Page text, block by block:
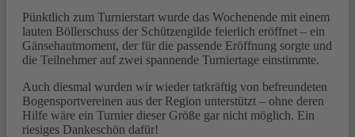
Pünktlich zum Turnierstart wurde das Wochenende mit einem
lauten Böllerschuss der Schützengilde feierlich eröffnet – ein
Gänsehautmoment, der für die passende Eröffnung sorgte und
die Teilnehmer auf zwei spannende Turniertage einstimmte.
Auch diesmal wurden wir wieder tatkräftig von befreundeten
Bogensportvereinen aus der Region unterstützt – ohne deren
Hilfe wäre ein Turnier dieser Größe gar nicht möglich. Ein
riesiges Dankeschön dafür!